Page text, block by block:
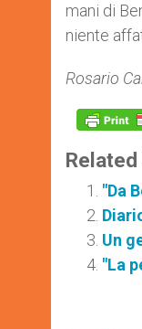
mani di
niente
Rosario
"Da
Un
"La